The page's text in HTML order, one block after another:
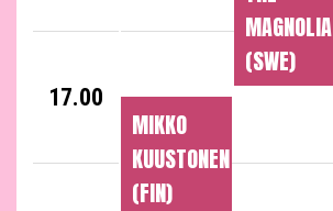
17.00
MIKKO
KUUSTONEN
(FIN)
MAGNOLIA
(SWE)